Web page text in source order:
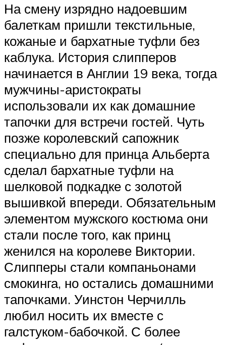
На смену изрядно надоевшим
балеткам пришли текстильные,
кожаные и бархатные туфли без
каблука. История слипперов
начинается в Англии 19 века, тогда
мужчины-аристократы
использовали их как домашние
тапочки для встречи гостей. Чуть
позже королевский сапожник
специально для принца Альберта
сделал бархатные туфли на
шелковой подкадке с золотой
вышивкой впереди. Обязательным
элементом мужского костюма они
стали после того, как принц
женился на королеве Виктории.
Слипперы стали компаньонами
смокинга, но остались домашними
тапочками. Уинстон Черчилль
любил носить их вместе с
галстуком-бабочкой. С более